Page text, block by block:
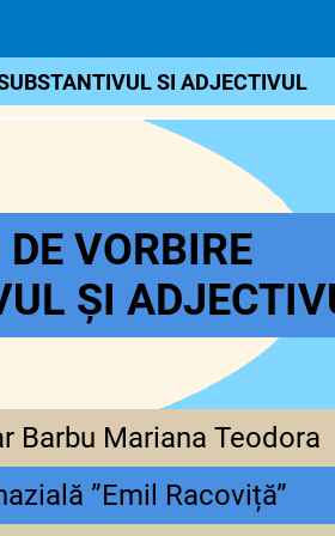
SI ADJECTIVUL
VORBIRE
ȘI
Barbu Mariana Teodora
”Emil Racoviță”